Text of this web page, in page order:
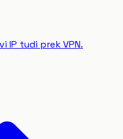
IP tudi prek VPN.